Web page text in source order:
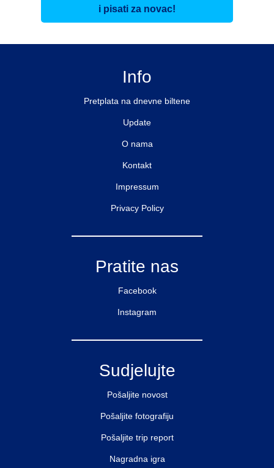
i pisati za novac!
Info
Pretplata na dnevne biltene
Update
O nama
Kontakt
Impressum
Privacy Policy
Pratite nas
Facebook
Instagram
Sudjelujte
Pošaljite novost
Pošaljite fotografiju
Pošaljite trip report
Nagradna igra